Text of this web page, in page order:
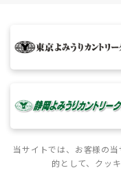
当サイトでは、お客様の
的として、クッ